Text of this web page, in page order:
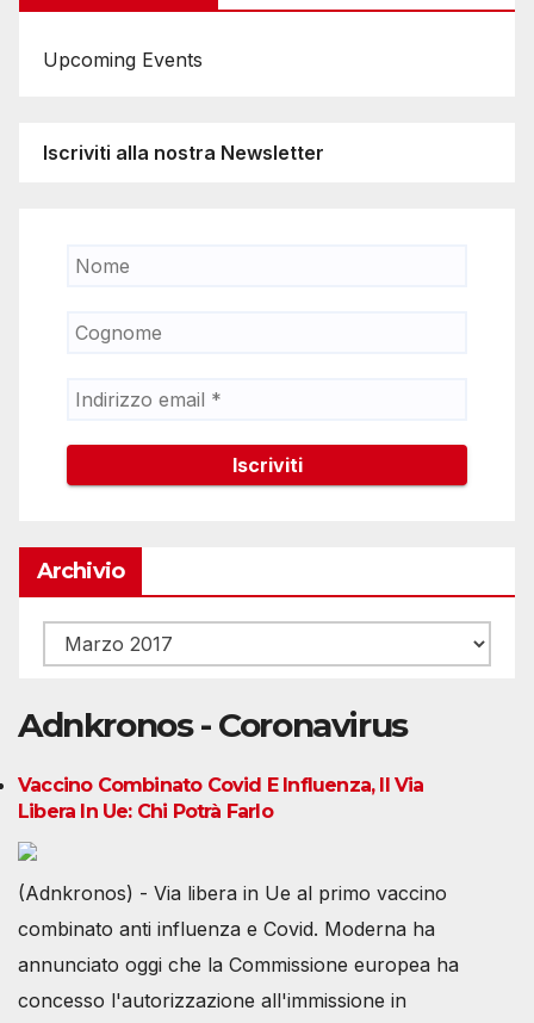
Upcoming Events
Iscriviti alla nostra Newsletter
Archivio
Archivio
Adnkronos - Coronavirus
Vaccino Combinato Covid E Influenza, Il Via
Libera In Ue: Chi Potrà Farlo
(Adnkronos) - Via libera in Ue al primo vaccino
combinato anti influenza e Covid. Moderna ha
annunciato oggi che la Commissione europea ha
concesso l'autorizzazione all'immissione in